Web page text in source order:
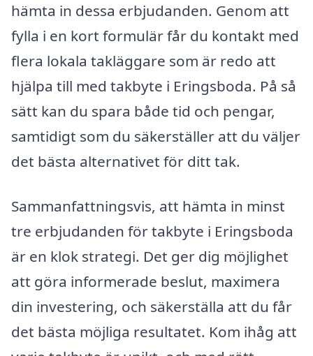
hämta in dessa erbjudanden. Genom att
fylla i en kort formulär får du kontakt med
flera lokala takläggare som är redo att
hjälpa till med takbyte i Eringsboda. På så
sätt kan du spara både tid och pengar,
samtidigt som du säkerställer att du väljer
det bästa alternativet för ditt tak.
Sammanfattningsvis, att hämta in minst
tre erbjudanden för takbyte i Eringsboda
är en klok strategi. Det ger dig möjlighet
att göra informerade beslut, maximera
din investering, och säkerställa att du får
det bästa möjliga resultatet. Kom ihåg att